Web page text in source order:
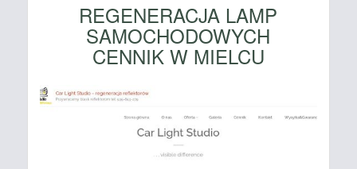
REGENERACJA LAMP
SAMOCHODOWYCH
CENNIK W MIELCU